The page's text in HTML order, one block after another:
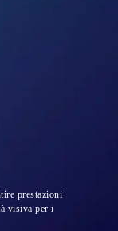
prestazioni
visiva per i